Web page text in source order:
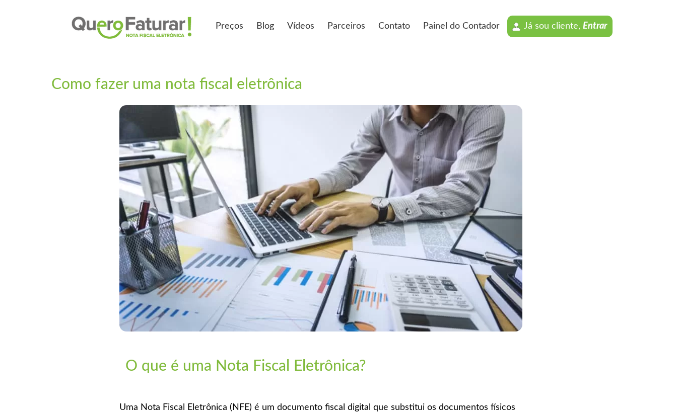
Preços Blog Vídeos Parceiros Contato Painel do Contador Já sou cliente, Entrar
Como fazer uma nota fiscal eletrônica
O que é uma Nota Fiscal Eletrônica?
Uma Nota Fiscal Eletrônica (NFE) é um documento fiscal digital que substitui os documentos físicos